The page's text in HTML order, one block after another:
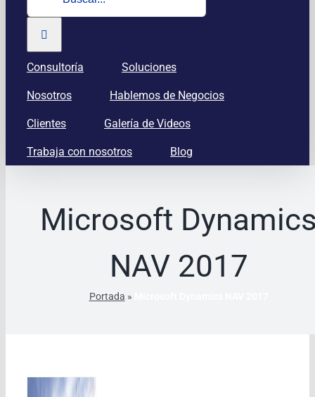
Consultoría Soluciones
Nosotros Hablemos de Negocios
Clientes Galería de Videos
Trabaja con nosotros Blog
Microsoft
NAV 2017
Portada »